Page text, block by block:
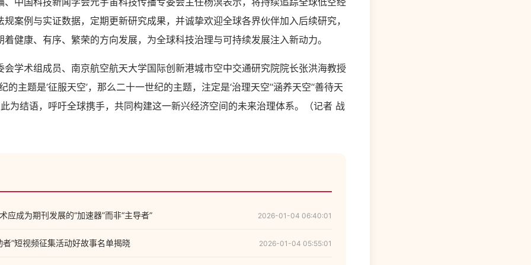
案例与实证数据，定期更新研究成果，并诚挚欢迎全球各界伙伴加入后续研究，
健康、有序、繁荣的方向发展，为全球科技治理与可持续发展注入新动力。
术组成员、南京航空航天大学国际创新港城市空中交通研究院院长张洪海教授
的主题是‘征服天空’，那么二十一世纪的主题，注定是‘治理天空’‘涵养天空’‘善待天
此为结语，呼吁全球携手，共同构建这一新兴经济空间的未来治理体系。（记者 战
应成为期刊发展的“加速器”而非“主导者” 2026-01-04 06:40:01
者”短视频征集活动好故事名单揭晓 2026-01-04 05:55:01